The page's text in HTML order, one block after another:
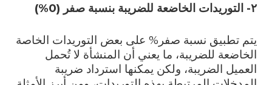
٢- التوريدات الخاضعة للضريبة بنسبة صفر (0%)
يتم تطبيق نسبة صفر% على بعض التوريدات الخاصة
الخاضعة للضريبة، ما يعني أن المنشأة لا تُحمل
العميل الضريبة، ولكن يمكنها استرداد ضريبة